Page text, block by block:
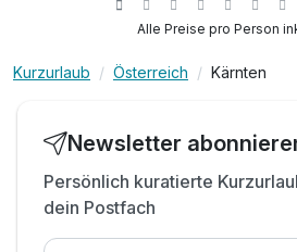
Schöne Rundwanderwege per
Zubuchbar: Frühstück und
Wanderkarte per Handyapp
3 Rundwanderwege, 40
Stunden
Alle Preise pro Person
Kurzurlaub Österreich Kärnten
Newsletter
Persönlich kuratierte
dein Postfach